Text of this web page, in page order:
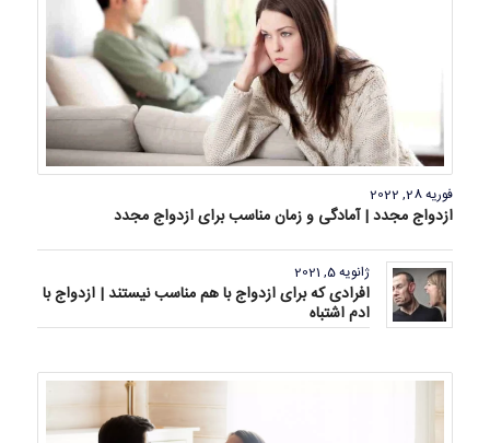
فوریه 28, 2022
ازدواج مجدد | آمادگی و زمان مناسب برای ازدواج مجدد
ژانویه 5, 2021
افرادی که برای ازدواج با هم مناسب نیستند | ازدواج با
ادم اشتباه